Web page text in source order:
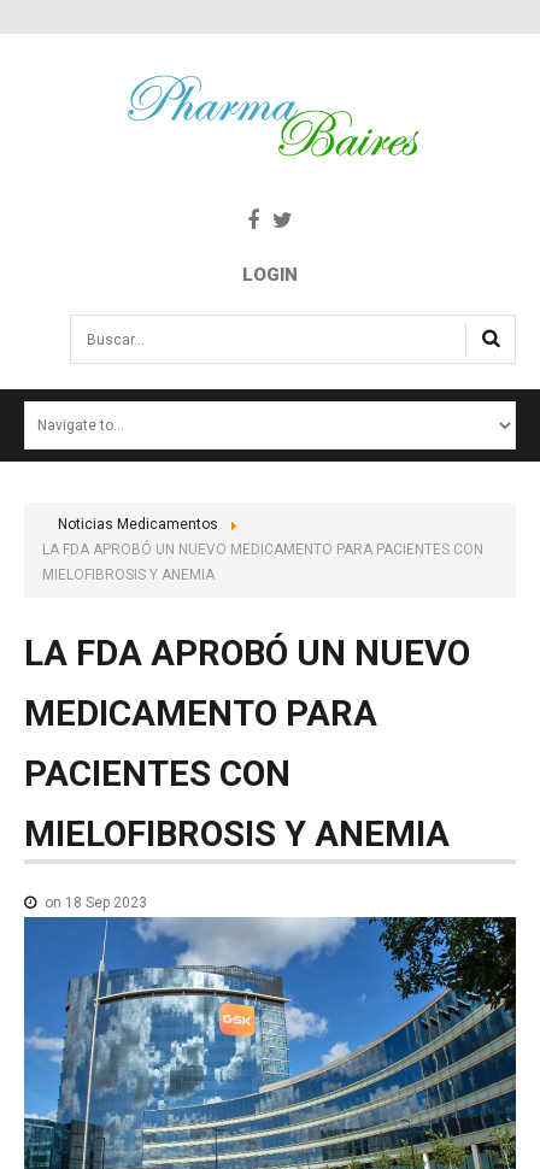
LOGIN
Buscar...
NOTICIAS
NOTICIAS MEDICAMENTOS
Noticias Medicamentos
LA FDA APROBÓ UN NUEVO MEDICAMENTO PARA PACIENTES CON
MIELOFIBROSIS Y ANEMIA
LA FDA APROBÓ UN NUEVO
MEDICAMENTO PARA
PACIENTES CON
MIELOFIBROSIS Y ANEMIA
on 18 Sep 2023